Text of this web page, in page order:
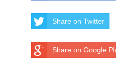
Share on Twitter
Share on Google